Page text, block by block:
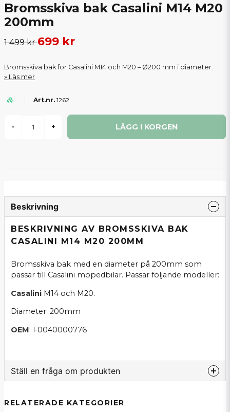
Bromsskiva bak Casalini M14 M20
200mm
1 499 kr699 kr
Bromsskiva bak för Casalini M14 och M20 – Ø200 mm i diameter.
Läs mer
1262
- + LÄGG I KORGEN
Beskrivning
BESKRIVNING AV BROMSSKIVA BAK
CASALINI M14 M20 200MM
Bromsskiva bak med en diameter på 200mm som
passar till Casalini mopedbilar. Passar följande modeller:
Casalini M14 och M20.
Diameter: 200mm
OEM: F0040000776
Ställ en fråga om produkten
Fråga oss om denna produkt...
RELATERADE KATEGORIER